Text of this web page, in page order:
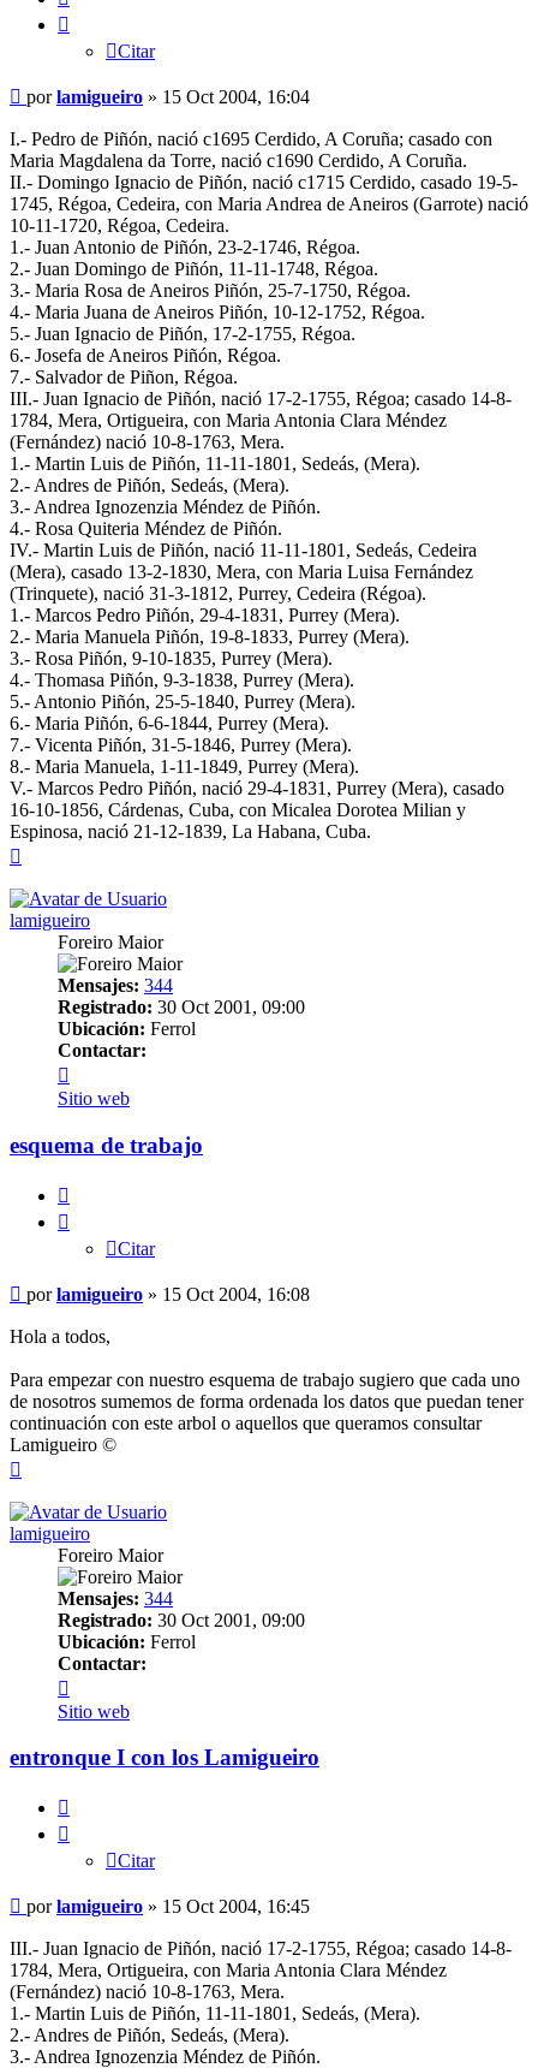
Citar
Mensaje
porlamigueiro » 15 Oct 2004, 16:04
I.- Pedro de Piñón, nació c1695 Cerdido, A Coruña; casado con
Maria Magdalena da Torre, nació c1690 Cerdido, A Coruña.
II.- Domingo Ignacio de Piñón, nació c1715 Cerdido, casado 19-5-
1745, Régoa, Cedeira, con Maria Andrea de Aneiros (Garrote) nació
10-11-1720, Régoa, Cedeira.
1.- Juan Antonio de Piñón, 23-2-1746, Régoa.
2.- Juan Domingo de Piñón, 11-11-1748, Régoa.
3.- Maria Rosa de Aneiros Piñón, 25-7-1750, Régoa.
4.- Maria Juana de Aneiros Piñón, 10-12-1752, Régoa.
5.- Juan Ignacio de Piñón, 17-2-1755, Régoa.
6.- Josefa de Aneiros Piñón, Régoa.
7.- Salvador de Piñon, Régoa.
III.- Juan Ignacio de Piñón, nació 17-2-1755, Régoa; casado 14-8-
1784, Mera, Ortigueira, con Maria Antonia Clara Méndez
(Fernández) nació 10-8-1763, Mera.
1.- Martin Luis de Piñón, 11-11-1801, Sedeás, (Mera).
2.- Andres de Piñón, Sedeás, (Mera).
3.- Andrea Ignozenzia Méndez de Piñón.
4.- Rosa Quiteria Méndez de Piñón.
IV.- Martin Luis de Piñón, nació 11-11-1801, Sedeás, Cedeira
(Mera), casado 13-2-1830, Mera, con Maria Luisa Fernández
(Trinquete), nació 31-3-1812, Purrey, Cedeira (Régoa).
1.- Marcos Pedro Piñón, 29-4-1831, Purrey (Mera).
2.- Maria Manuela Piñón, 19-8-1833, Purrey (Mera).
3.- Rosa Piñón, 9-10-1835, Purrey (Mera).
4.- Thomasa Piñón, 9-3-1838, Purrey (Mera).
5.- Antonio Piñón, 25-5-1840, Purrey (Mera).
6.- Maria Piñón, 6-6-1844, Purrey (Mera).
7.- Vicenta Piñón, 31-5-1846, Purrey (Mera).
8.- Maria Manuela, 1-11-1849, Purrey (Mera).
V.- Marcos Pedro Piñón, nació 29-4-1831, Purrey (Mera), casado
16-10-1856, Cárdenas, Cuba, con Micalea Dorotea Milian y
Espinosa, nació 21-12-1839, La Habana, Cuba.
lamigueiro
Foreiro Maior
Mensajes: 344
Registrado: 30 Oct 2001, 09:00
Ubicación: Ferrol
Contactar:
lamigueiro
Sitio web
esquema de trabajo
Citar
Mensaje
porlamigueiro » 15 Oct 2004, 16:08
Hola a todos,
Para empezar con nuestro esquema de trabajo sugiero que cada uno
de nosotros sumemos de forma ordenada los datos que puedan tener
continuación con este arbol o aquellos que queramos consultar
Lamigueiro ©
lamigueiro
Foreiro Maior
Mensajes: 344
Registrado: 30 Oct 2001, 09:00
Ubicación: Ferrol
Contactar:
lamigueiro
Sitio web
entronque I con los Lamigueiro
Citar
Mensaje
porlamigueiro » 15 Oct 2004, 16:45
III.- Juan Ignacio de Piñón, nació 17-2-1755, Régoa; casado 14-8-
1784, Mera, Ortigueira, con Maria Antonia Clara Méndez
(Fernández) nació 10-8-1763, Mera.
1.- Martin Luis de Piñón, 11-11-1801, Sedeás, (Mera).
2.- Andres de Piñón, Sedeás, (Mera).
3.- Andrea Ignozenzia Méndez de Piñón.